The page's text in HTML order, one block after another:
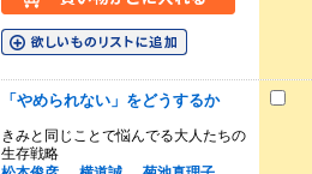
「やめられない」をどうするか
きみと同じことで悩んでる大人たちの
生存戦略